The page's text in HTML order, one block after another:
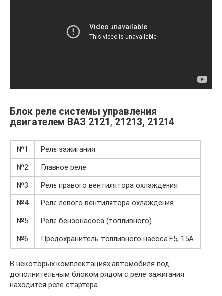
Блок реле системы управления
двигателем ВАЗ 2121, 21213, 21214
№1
Реле зажигания
№2
Главное реле
№3
Реле правого вентилятора охлаждения
№4
Реле левого вентилятора охлаждения
№5
Реле бензонасоса (топливного)
№6
Предохранитель топливного насоса F5, 15A
В некоторых комплектациях автомобиля под
дополнительным блоком рядом с реле зажигания
находится реле стартера.